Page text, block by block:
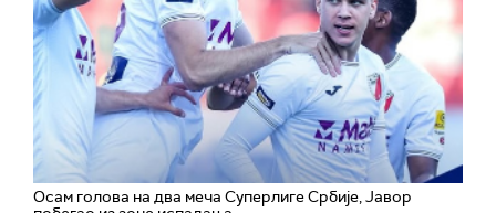
Осам голова на два меча Суперлиге Србије, Јавор